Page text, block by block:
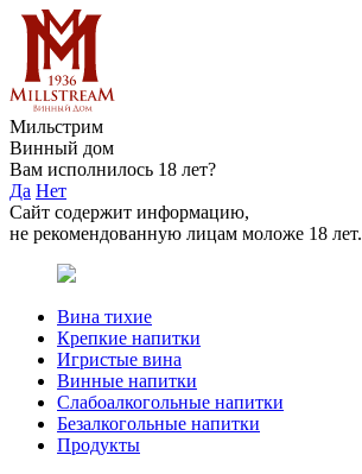
Мильстрим
Винный дом
Вам исполнилось 18 лет?
Да Нет
Сайт содержит информацию,
не рекомендованную лицам моложе 18 лет.
Вина тихие
Крепкие напитки
Игристые вина
Винные напитки
Слабоалкогольные напитки
Безалкогольные напитки
Продукты